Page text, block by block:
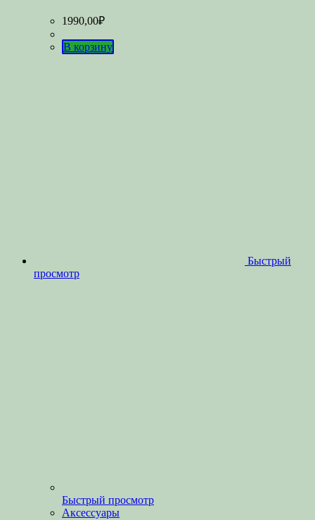
1990,00₽
В корзину
Быстрый
просмотр
Быстрый просмотр
Аксессуары